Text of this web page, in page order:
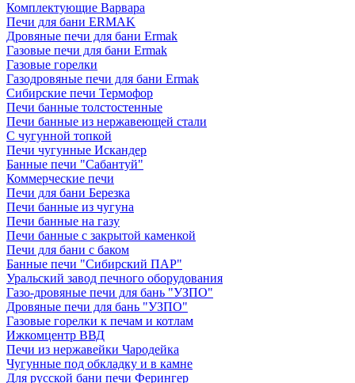
Комплектующие Варвара
Печи для бани ERMAK
Дровяные печи для бани Ermak
Газовые печи для бани Ermak
Газовые горелки
Газодровяные печи для бани Ermak
Сибирские печи Термофор
Печи банные толстостенные
Печи банные из нержавеющей стали
С чугунной топкой
Печи чугунные Искандер
Банные печи "Сабантуй"
Коммерческие печи
Печи для бани Березка
Печи банные из чугуна
Печи банные на газу
Печи банные с закрытой каменкой
Печи для бани с баком
Банные печи "Сибирский ПАР"
Уральский завод печного оборудования
Газо-дровяные печи для бань "УЗПО"
Дровяные печи для бань "УЗПО"
Газовые горелки к печам и котлам
Ижкомцентр ВВД
Печи из нержавейки Чародейка
Чугунные под обкладку и в камне
Для русской бани печи Ферингер